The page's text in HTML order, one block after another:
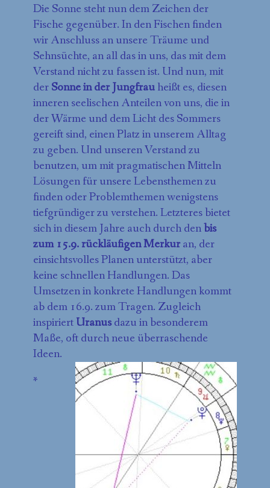
Die Sonne steht nun dem Zeichen der
Fische gegenüber. In den Fischen finden
wir Anschluss an unsere Träume und
Sehnsüchte, an all das in uns, das mit dem
Verstand nicht zu fassen ist. Und nun, mit
derSonne in der Jungfrauheißt es, diesen
inneren seelischen Anteilen von uns, die in
der Wärme und dem Licht des Sommers
gereift sind, einen Platz in unserem Alltag
zu geben. Und unseren Verstand zu
benutzen, um mit pragmatischen Mitteln
Lösungen für unsere Lebensthemen zu
finden oder Problemthemen wenigstens
tiefgründiger zu verstehen. Letzteres bietet
sich in diesem Jahre auch durch denbis
zum 15.9. rückläufigen Merkuran, der
einsichtsvolles Planen unterstützt, aber
keine schnellen Handlungen. Das
Umsetzen in konkrete Handlungen kommt
ab dem 16.9. zum Tragen. Zugleich
inspiriertUranusdazu in besonderem
Maße, oft durch neue überraschende
Ideen.
*